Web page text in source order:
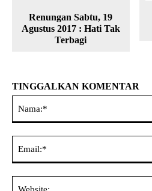
Renungan Sabtu, 19
Agustus 2017 : Hati Tak
Terbagi
TINGGALKAN KOMENTAR